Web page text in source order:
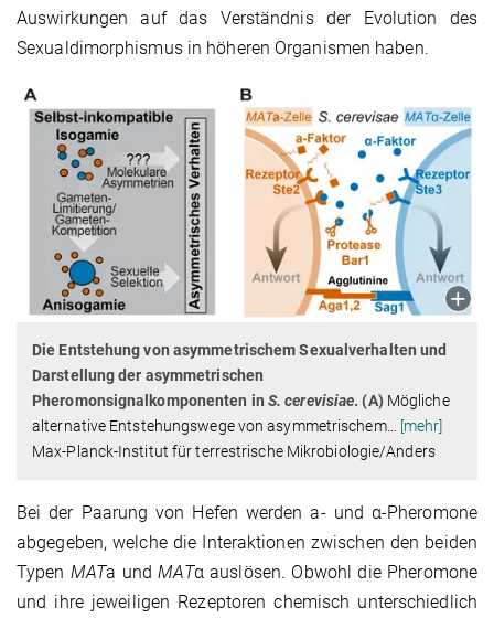
Auswirkungen auf das Verständnis der Evolution des
Sexualdimorphismus in höheren Organismen haben.
Die Entstehung von asymmetrischem Sexualverhalten und
Darstellung der asymmetrischen
Pheromonsignalkomponenten in S. cerevisiae. (A) Mögliche
alternative Entstehungswege von asymmetrischem… [mehr]
Max-Planck-Institut für terrestrische Mikrobiologie/Anders
Bei der Paarung von Hefen werden a- und α-Pheromone
abgegeben, welche die Interaktionen zwischen den beiden
Typen MATa undMATα auslösen. Obwohl die Pheromone
und ihre jeweiligen Rezeptoren chemisch unterschiedlich